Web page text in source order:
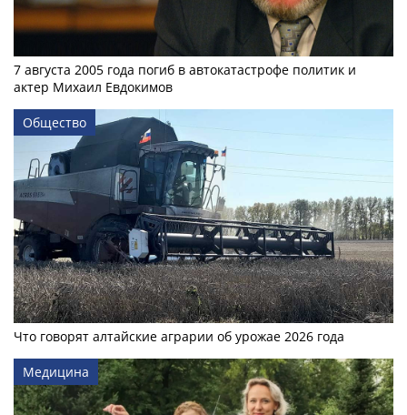
7 августа 2005 года погиб в автокатастрофе политик и
актер Михаил Евдокимов
Общество
Что говорят алтайские аграрии об урожае 2026 года
Медицина